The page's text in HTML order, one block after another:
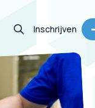
Inschrijven